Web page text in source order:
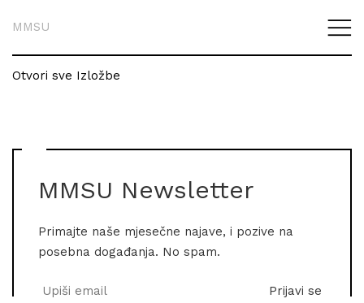
MMSU
Otvori sve Izložbe
MMSU Newsletter
Primajte naše mjesečne najave, i pozive na
posebna događanja. No spam.